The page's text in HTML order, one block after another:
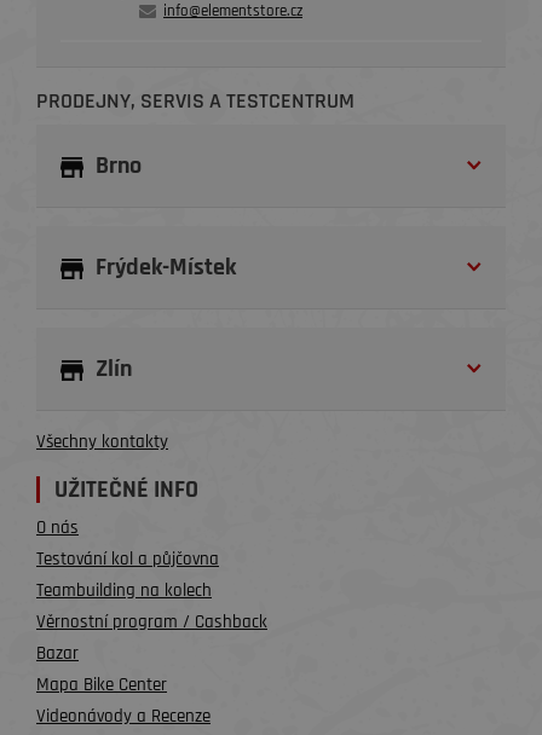
info@elementstore.cz
PRODEJNY, SERVIS A TESTCENTRUM
Brno
Frýdek-Místek
Zlín
Všechny kontakty
UŽITEČNÉ INFO
O nás
Testování kol a půjčovna
Teambuilding na kolech
Věrnostní program / Cashback
Bazar
Mapa Bike Center
Videonávody a Recenze